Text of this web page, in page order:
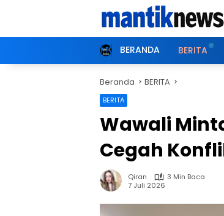
BERANDA BERITA
Beranda BERITA
BERITA
Wawali
Cegah
Qiran
3 Min Baca
7 Juli 2026